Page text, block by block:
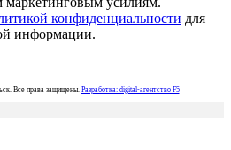
конфиденциальности для
информации.
Все права защищены. Разработка: digital-агентство F5